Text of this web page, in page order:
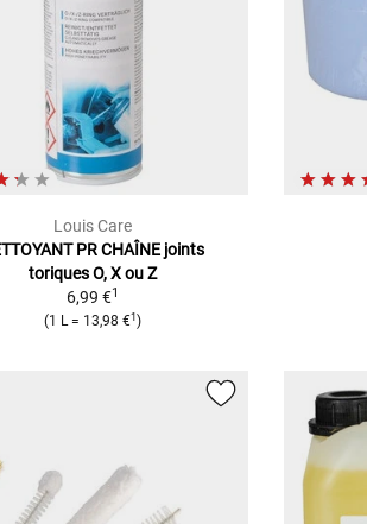
Louis Care
PR CHAÎNE joints
toriques O, X ou Z
6,99 €1
(1 L= 13,98 €1 )